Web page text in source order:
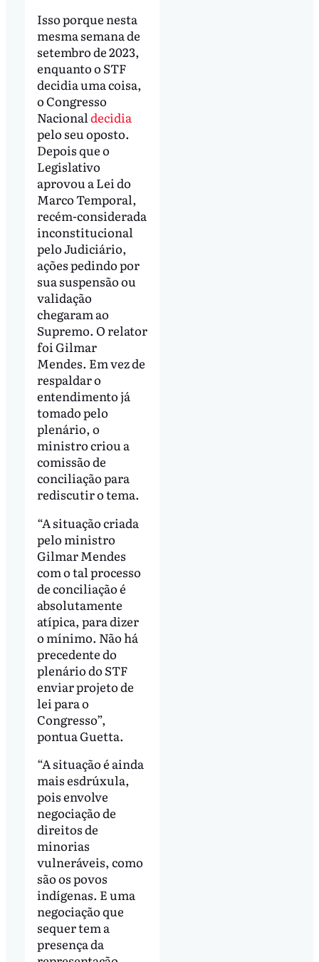
Isso porque nesta
mesma semana de
setembro de 2023,
enquanto o STF
decidia uma coisa,
o Congresso
Nacional decidia
pelo seu oposto.
Depois que o
Legislativo
aprovou a Lei do
Marco Temporal,
recém-considerada
inconstitucional
pelo Judiciário,
ações pedindo por
sua suspensão ou
validação
chegaram ao
Supremo. O relator
foi Gilmar
Mendes. Em vez de
respaldar o
entendimento já
tomado pelo
plenário, o
ministro criou a
comissão de
conciliação para
rediscutir o tema.
“A situação criada
pelo ministro
Gilmar Mendes
com o tal processo
de conciliação é
absolutamente
atípica, para dizer
o mínimo. Não há
precedente do
plenário do STF
enviar projeto de
lei para o
Congresso”,
pontua Guetta.
“A situação é ainda
mais esdrúxula,
pois envolve
negociação de
direitos de
minorias
vulneráveis, como
são os povos
indígenas. E uma
negociação que
sequer tem a
presença da